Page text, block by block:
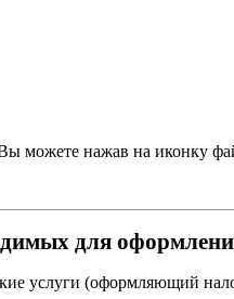
можете нажав на иконку
для
услуги (оформляющий